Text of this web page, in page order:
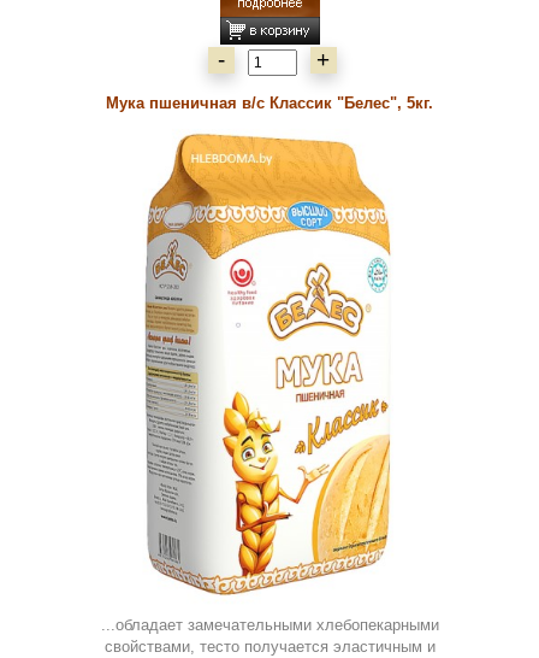
- +
Мука пшеничная в/с Классик "Белес", 5кг.
...обладает замечательными хлебопекарными
свойствами, тесто получается эластичным и